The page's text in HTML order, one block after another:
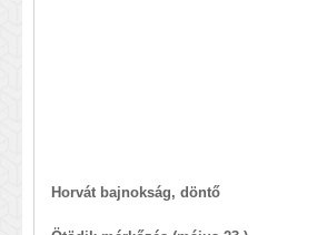
Horvát bajnokság, döntő